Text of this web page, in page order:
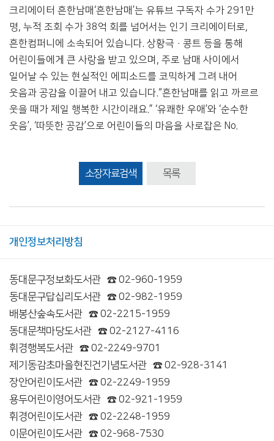
크리에이터 흔한남매‘흔한남매’는 유튜브 구독자 수가 291만
명, 누적 조회 수가 38억 회를 넘어서는 인기 크리에이터로,
흔한컴퍼니에 소속되어 있습니다. 상황극·콩트 등을 통해
어린이들에게 큰 사랑을 받고 있으며, 주로 남매 사이에서
일어날 수 있는 현실적인 에피소드를 코믹하게 그려 내어
웃음과 공감을 이끌어 내고 있습니다.“흔한남매를 읽고 까르르
웃을 때가 제일 행복한 시간이래요.” ‘유쾌한 우애’와 ‘순수한
웃음’, ‘따뜻한 공감’으로 어린이들의 마음을 사로잡은 No.
소장자료검색 목록
개인정보처리방침
동대문구정보화도서관 ☎ 02-960-1959
동대문구답십리도서관 ☎ 02-982-1959
배봉산숲속도서관 ☎ 02-2215-1959
동대문책마당도서관 ☎ 02-2127-4116
휘경행복도서관 ☎ 02-2249-9701
제기동감초마을현진건기념도서관 ☎ 02-928-3141
장안어린이도서관 ☎ 02-2249-1959
용두어린이영어도서관 ☎ 02-921-1959
휘경어린이도서관 ☎ 02-2248-1959
이문어린이도서관 ☎ 02-968-7530